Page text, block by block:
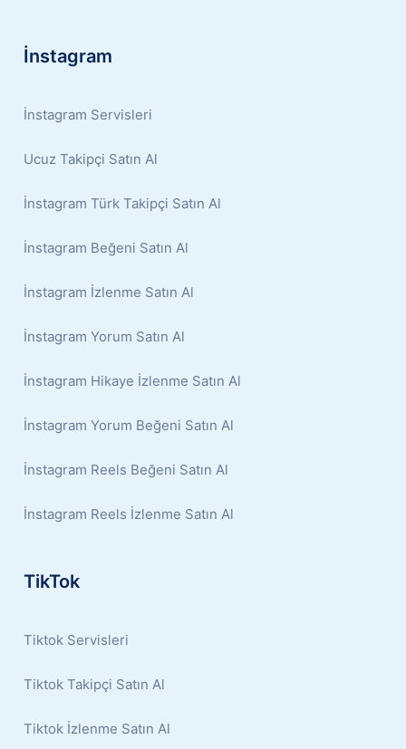
İnstagram
İnstagram Servisleri
Ucuz Takipçi Satın Al
İnstagram Türk Takipçi Satın Al
İnstagram Beğeni Satın Al
İnstagram İzlenme Satın Al
İnstagram Yorum Satın Al
İnstagram Hikaye İzlenme Satın Al
İnstagram Yorum Beğeni Satın Al
İnstagram Reels Beğeni Satın Al
İnstagram Reels İzlenme Satın Al
TikTok
Tiktok Servisleri
Tiktok Takipçi Satın Al
Tiktok İzlenme Satın Al